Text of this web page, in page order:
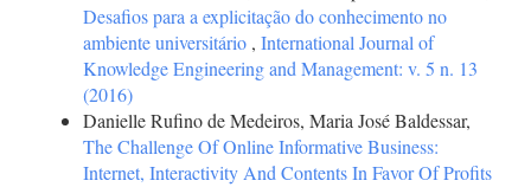
Desafios para a explicitação do conhecimento no
ambiente universitário , International Journal of
Knowledge Engineering and Management: v. 5 n. 13
(2016)
Danielle Rufino de Medeiros, Maria José Baldessar,
The Challenge Of Online Informative Business:
Internet, Interactivity And Contents In Favor Of Profits